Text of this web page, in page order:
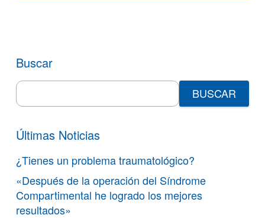
Buscar
Search
for:
Últimas Noticias
¿Tienes un problema traumatológico?
«Después de la operación del Síndrome
Compartimental he logrado los mejores
resultados»